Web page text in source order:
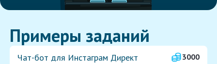
Примеры заданий
Чат-бот для Инстаграм Директ
3000